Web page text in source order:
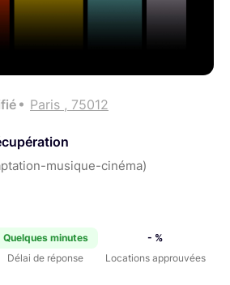
Paris , 75012
musique-cinéma)
Quelques minutes
Délai de réponse
- %
Locations approuvées